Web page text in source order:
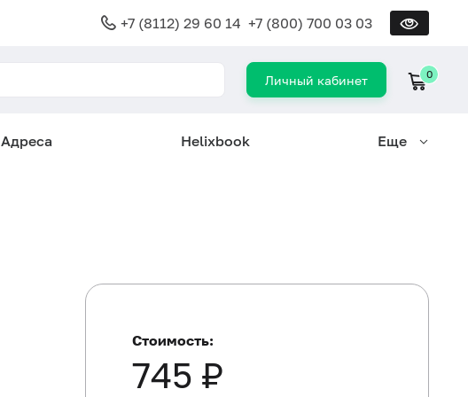
+7 (8112) 29 60 14 +7 (800) 700 03 03
Личный кабинет 0
Адреса Helixbook Еще
Стоимость:
745 ₽